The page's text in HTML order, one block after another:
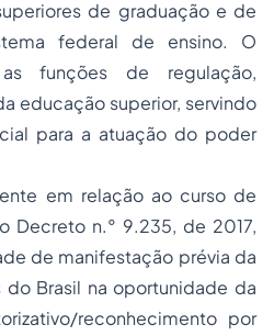
de graduação e de
federal de ensino. O
funções de regulação,
educação superior, servindo
para a atuação do poder
relação ao curso de
Decreto n.° 9.235, de 2017,
de manifestação prévia da
Brasil na oportunidade da
reconhecimento por